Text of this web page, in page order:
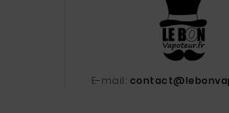
E-mail: